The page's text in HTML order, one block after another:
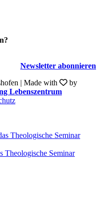
Newsletter abonnieren
| Made with
by
Lebenszentrum